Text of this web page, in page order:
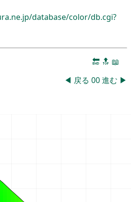
database/color/db.cgi?
🔚 🔝 📖
◀ 戻る 00進む ▶